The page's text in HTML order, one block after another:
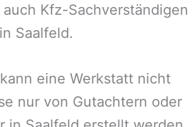
Kfz-Sachverständigen
in Saalfeld.
eine Werkstatt nicht
nur von Gutachtern oder